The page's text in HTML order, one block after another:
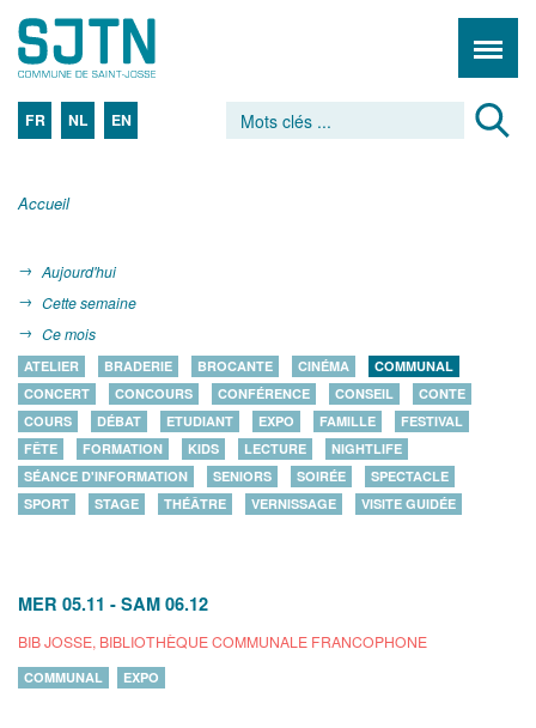
FR NL EN
Accueil
Aujourd'hui
Cette semaine
Ce mois
ATELIER BRADERIE BROCANTE CINÉMA
COMMUNAL
CONCERT
CONCOURS CONFÉRENCE CONSEIL
CONTE
COURS
DÉBAT ETUDIANT EXPO FAMILLE
FESTIVAL
FÊTE
FORMATION KIDS LECTURE
NIGHTLIFE
SÉANCE D'INFORMATION
SENIORS SOIRÉE
SPECTACLE
SPORT
STAGE THÉÂTRE VERNISSAGE VISITE GUIDÉE
MER 05.11 - SAM 06.12
BIB JOSSE, BIBLIOTHÈQUE COMMUNALE FRANCOPHONE
COMMUNAL EXPO